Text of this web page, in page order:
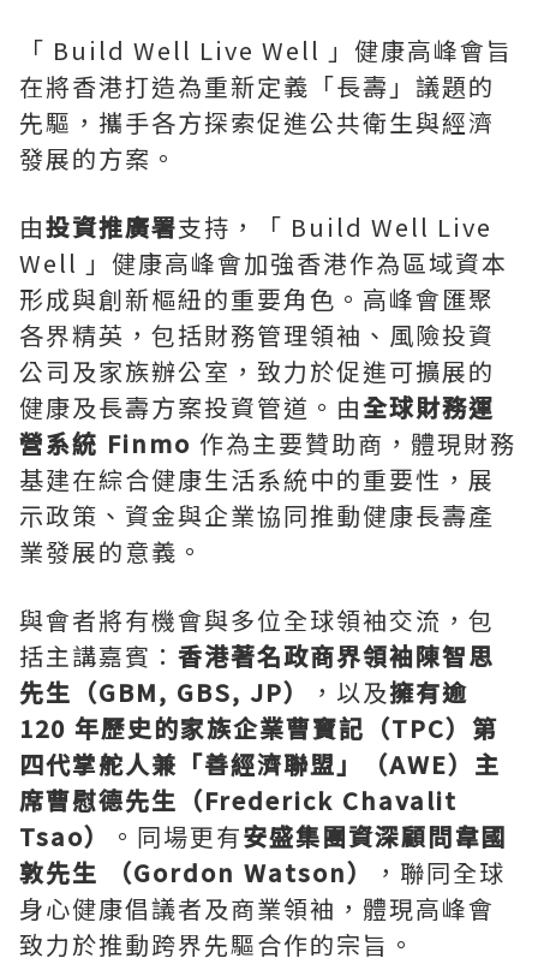
「 Build Well Live Well 」健康高峰會旨
在將香港打造為重新定義「長壽」議題的
先驅，攜手各方探索促進公共衛生與經濟
發展的方案。
由投資推廣署支持，「 Build Well Live
Well 」健康高峰會加強香港作為區域資本
形成與創新樞紐的重要角色。高峰會匯聚
各界精英，包括財務管理領袖、風險投資
公司及家族辦公室，致力於促進可擴展的
健康及長壽方案投資管道。由全球財務運
營系統 Finmo 作為主要贊助商，體現財務
基建在綜合健康生活系統中的重要性，展
示政策、資金與企業協同推動健康長壽產
業發展的意義。
與會者將有機會與多位全球領袖交流，包
括主講嘉賓： 香港著名政商界領袖陳智思
先生（GBM, GBS, JP）
，以及擁有逾
120 年歷史的家族企業曹寶記（TPC）第
四代掌舵人兼「善經濟聯盟」（AWE）主
席曹慰德先生（Frederick Chavalit
Tsao）
。同場更有安盛集團資深顧問韋國
敦先生 （Gordon Watson）
，聯同全球
身心健康倡議者及商業領袖，體現高峰會
致力於推動跨界先驅合作的宗旨。